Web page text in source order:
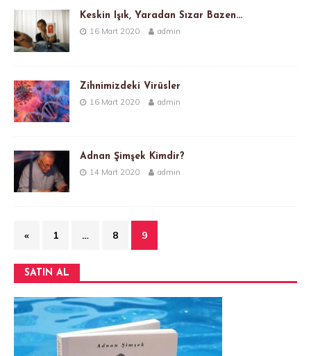
Keskin Işık, Yaradan Sızar Bazen…
16 Mart 2020 admin
Zihnimizdeki Virüsler
16 Mart 2020 admin
Adnan Şimşek Kimdir?
14 Mart 2020 admin
« 1 … 8 9
SATIN AL